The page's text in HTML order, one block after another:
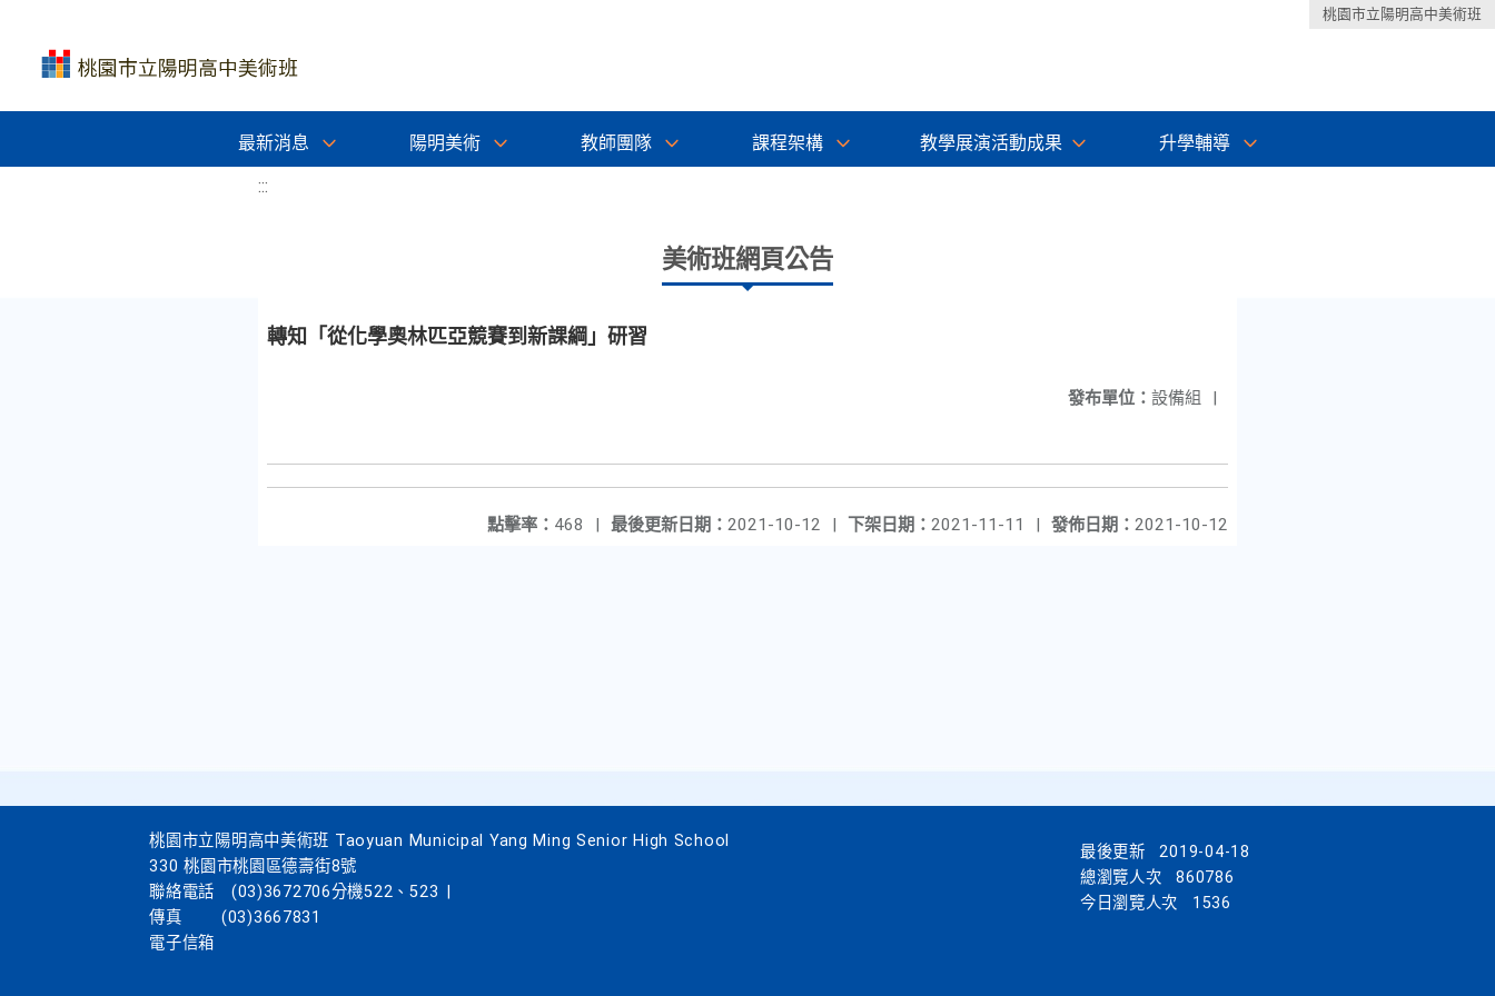
桃園市立陽明高中美術班
最新消息 陽明美術 教師團隊 課程架構 教學展演活動成果 升學輔導
:::
美術班網頁公告
轉知「從化學奧林匹亞競賽到新課綱」研習
發布單位： 設備組 |
發佈日期： 2021-10-12
下架日期： 2021-11-11 |
最後更新日期： 2021-10-12 |
點擊率： 468 |
桃園市立陽明高中美術班 Taoyuan Municipal Yang Ming Senior High School
330 桃園市桃園區德壽街8號
聯絡電話
(03)3672706分機522、523
傳真
(03)3667831
電子信箱
最後更新
2019-04-18
總瀏覽人次
860786
今日瀏覽人次
1536